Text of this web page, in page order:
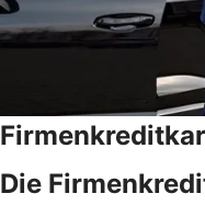
Die